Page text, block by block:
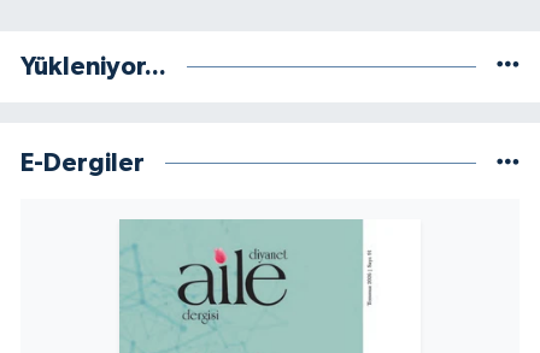
Yükleniyor...
E-Dergiler